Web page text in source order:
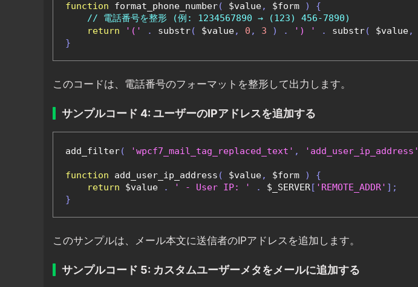
function format_phone_number( $value, $form )
{
// 電話番号を整形 (例: 1234567890 → (123) 456-7890)
return
'(' . substr( $value, 0 , 3 ) . ') ' . substr( $value,
}
このコードは、電話番号のフォーマットを整形して出力します。
サンプルコード 4: ユーザーのIPアドレスを追加する
add_filter( 'wpcf7_mail_tag_replaced_text' , 'add_user_ip_address'
function add_user_ip_address ( $value, $form )
{
return $value . ' - User IP: ' . $_SERVER [ 'REMOTE_ADDR' ];
}
このサンプルは、メール本文に送信者のIPアドレスを追加します。
サンプルコード 5: カスタムユーザーメタをメールに追加する